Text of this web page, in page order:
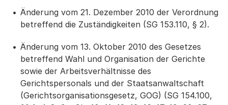
Änderung vom 21. Dezember 2010 der Verordnung
betreffend die Zuständigkeiten (SG 153.110, § 2).
Änderung vom 13. Oktober 2010 des Gesetzes
betreffend Wahl und Organisation der Gerichte
sowie der Arbeitsverhältnisse des
Gerichtspersonals und der Staatsanwaltschaft
(Gerichtsorganisationsgesetz, GOG) (SG 154.100,